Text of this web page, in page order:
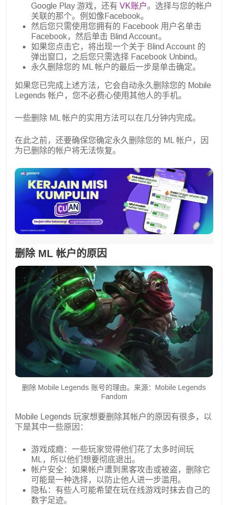
Google Play 游戏，还有 VK账户。选择与您的帐户
关联的那个。例如像Facebook。
然后您只需使用您拥有的 Facebook 用户名单击
Facebook，然后单击 Blind Account。
如果您点击它，将出现一个关于 Blind Account 的
弹出窗口，之后您只需选择 Facebook Unbind。
永久删除您的 ML 帐户的最后一步是单击确定。
如果您已完成上述方法，它会自动永久删除您的 Mobile
Legends 帐户，您不必费心使用其他人的手机。
一些删除 ML 帐户的实用方法可以在几分钟内完成。
在此之前，还要确保您确定永久删除您的 ML 帐户，因
为已删除的帐户将无法恢复。
删除 ML 帐户的原因
删除 Mobile Legends 账号的理由。来源：Mobile Legends
Fandom
Mobile Legends 玩家想要删除其帐户的原因有很多，以
下是其中一些原因：
游戏成瘾：一些玩家觉得他们花了太多时间玩
ML，所以他们想要彻底退出。
帐户安全：如果帐户遭到黑客攻击或被盗，删除它
可能是一种选择，以防止他人进一步滥用。
隐私：有些人可能希望在玩在线游戏时抹去自己的
数字足迹。